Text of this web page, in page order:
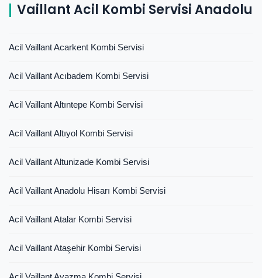
Vaillant Acil Kombi Servisi Anadolu
Acil Vaillant Acarkent Kombi Servisi
Acil Vaillant Acıbadem Kombi Servisi
Acil Vaillant Altıntepe Kombi Servisi
Acil Vaillant Altıyol Kombi Servisi
Acil Vaillant Altunizade Kombi Servisi
Acil Vaillant Anadolu Hisarı Kombi Servisi
Acil Vaillant Atalar Kombi Servisi
Acil Vaillant Ataşehir Kombi Servisi